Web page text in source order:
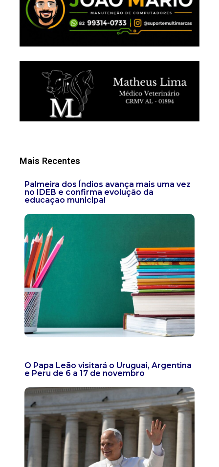
Mais Recentes
Palmeira dos Índios avança mais uma vez
no IDEB e confirma evolução da
educação municipal
O Papa Leão visitará o Uruguai, Argentina
e Peru de 6 a 17 de novembro